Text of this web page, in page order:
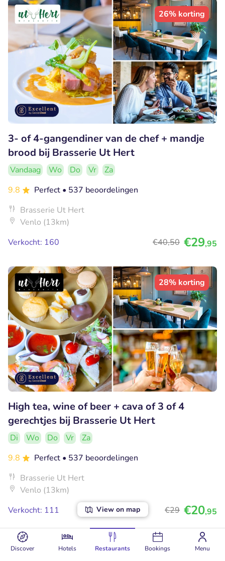
Discover Hotels Restaurants Bookings Menu
View on map
26% korting
3- of 4-gangendiner van de chef + mandje
brood bij Brasserie Ut Hert
Vandaag Wo Do Vr
Za
9.8
Perfect • 537 beoordelingen
Brasserie Ut Hert
Venlo (13km)
Verkocht: 160
€40,50 €29,95
28% korting
High tea, wine of beer + cava of 3 of 4
gerechtjes bij Brasserie Ut Hert
Di Wo Do Vr
Za
9.8
Perfect • 537 beoordelingen
Brasserie Ut Hert
Venlo (13km)
Verkocht: 111
€29 €20,95
24% korting